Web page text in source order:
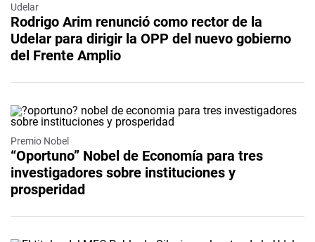
Udelar
Rodrigo Arim renunció como rector de la
Udelar para dirigir la OPP del nuevo gobierno
del Frente Amplio
Premio Nobel
“Oportuno” Nobel de Economía para tres
investigadores sobre instituciones y
prosperidad